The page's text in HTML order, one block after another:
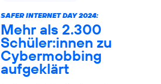
SAFER INTERNET DAY 2024:
Mehr als 2.300
Schüler:innen zu
Cybermobbing
aufgeklärt